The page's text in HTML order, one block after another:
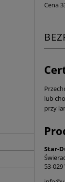
Cena
lub
przy
Star-
53-029